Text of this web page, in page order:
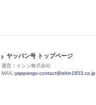
ヤッパン号 トップページ
運営：イシン株式会社
MAIL:yappango-contact@ishin1853.co.jp